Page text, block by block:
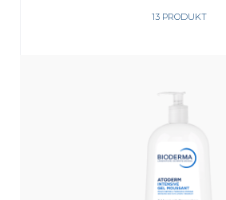
13 PRODUKT